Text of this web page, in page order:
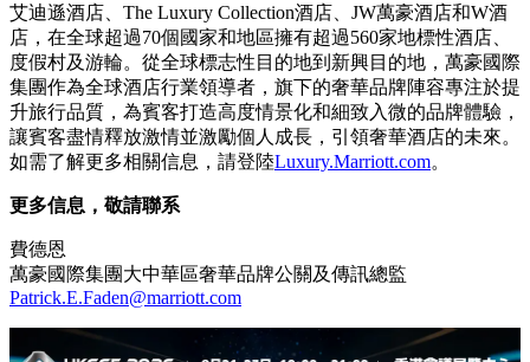
艾迪遜酒店、The Luxury Collection酒店、JW萬豪酒店和W酒
店，在全球超過70個國家和地區擁有超過560家地標性酒店、
度假村及游輪。從全球標志性目的地到新興目的地，萬豪國際
集團作為全球酒店行業領導者，旗下的奢華品牌陣容專注於提
升旅行品質，為賓客打造高度情景化和細致入微的品牌體驗，
讓賓客盡情釋放激情並激勵個人成長，引領奢華酒店的未來。
如需了解更多相關信息，請登陸Luxury.Marriott.com。
更多信息，敬請聯系
費德恩
萬豪國際集團大中華區奢華品牌公關及傳訊總監
Patrick.E.Faden@marriott.com